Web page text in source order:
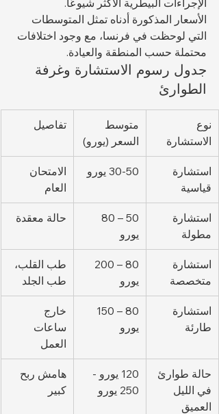
الإجراءات البيطرية الأكثر شيوعًا.
الأسعار المذكورة أدناه تمثل المتوسطات
التي لوحظت في فرنسا، مع وجود اختلافات
محتملة حسب المنطقة والعيادة.
جدول رسوم الاستشارة وغرفة
الطوارئ
نوع
الاستشارة
متوسط
السعر (يورو)
تفاصيل
استشارة
قياسية
30-50 يورو
الامتحان
العام
استشارة
مطولة
يورو
حالة معقدة
استشارة
متخصصة
يورو
طب القلب،
طب الجلد
استشارة
طارئة
يورو
خارج
ساعات
العمل
حالة طوارئ
في الليل
العميق
120 يورو -
250 يورو
هامش ربح
كبير